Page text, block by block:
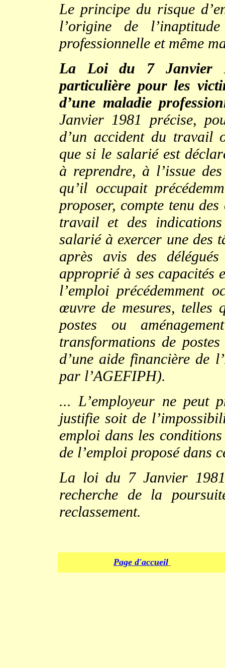
Le principe du risque
l’origine de
professionnelle et même
La Loi du 7 Janvier
particulière pour les
d’une maladie
Janvier 1981 précise,
d’un accident du travail
que si le salarié est
à reprendre, à l’issue
qu’il occupait
proposer, compte tenu
travail et des
salarié à exercer une des
après avis des
approprié à ses capacités
l’emploi précédemment
œuvre de mesures, telles
postes ou
transformations de
d’une aide financière de
par l’AGEFIPH).
... L’employeur ne peut
justifie soit de
emploi dans les
de l’emploi proposé dans
La loi du 7 Janvier
recherche de la
reclassement.
Page d'accueil